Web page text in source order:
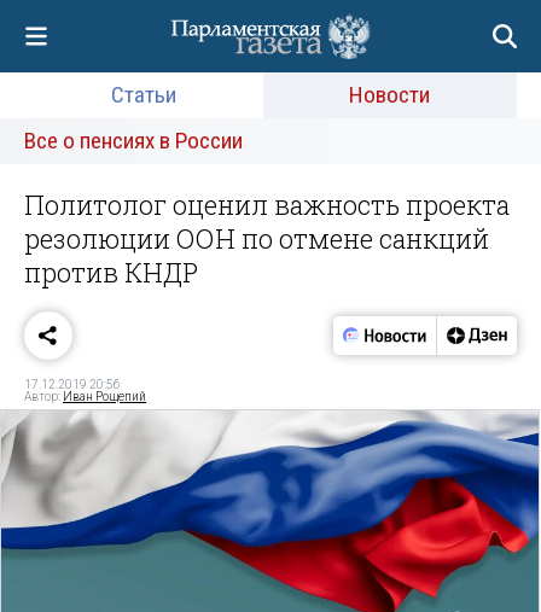
Статьи
Новости
Все о пенсиях в России
Политолог оценил важность проекта
резолюции ООН по отмене санкций
против КНДР
17.12.2019 20:56
Автор: Иван Рощепий